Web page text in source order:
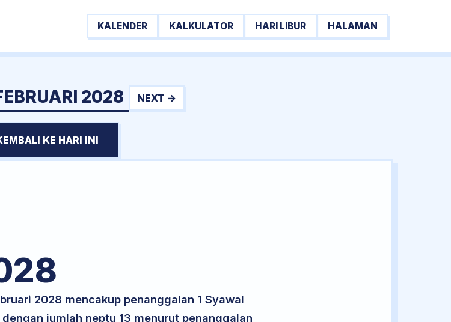
KALENDER KALKULATOR HARI LIBUR HALAMAN
2028 NEXT →
KE HARI INI
2028 mencakup penanggalan 1 Syawal
jumlah neptu 13 menurut penanggalan